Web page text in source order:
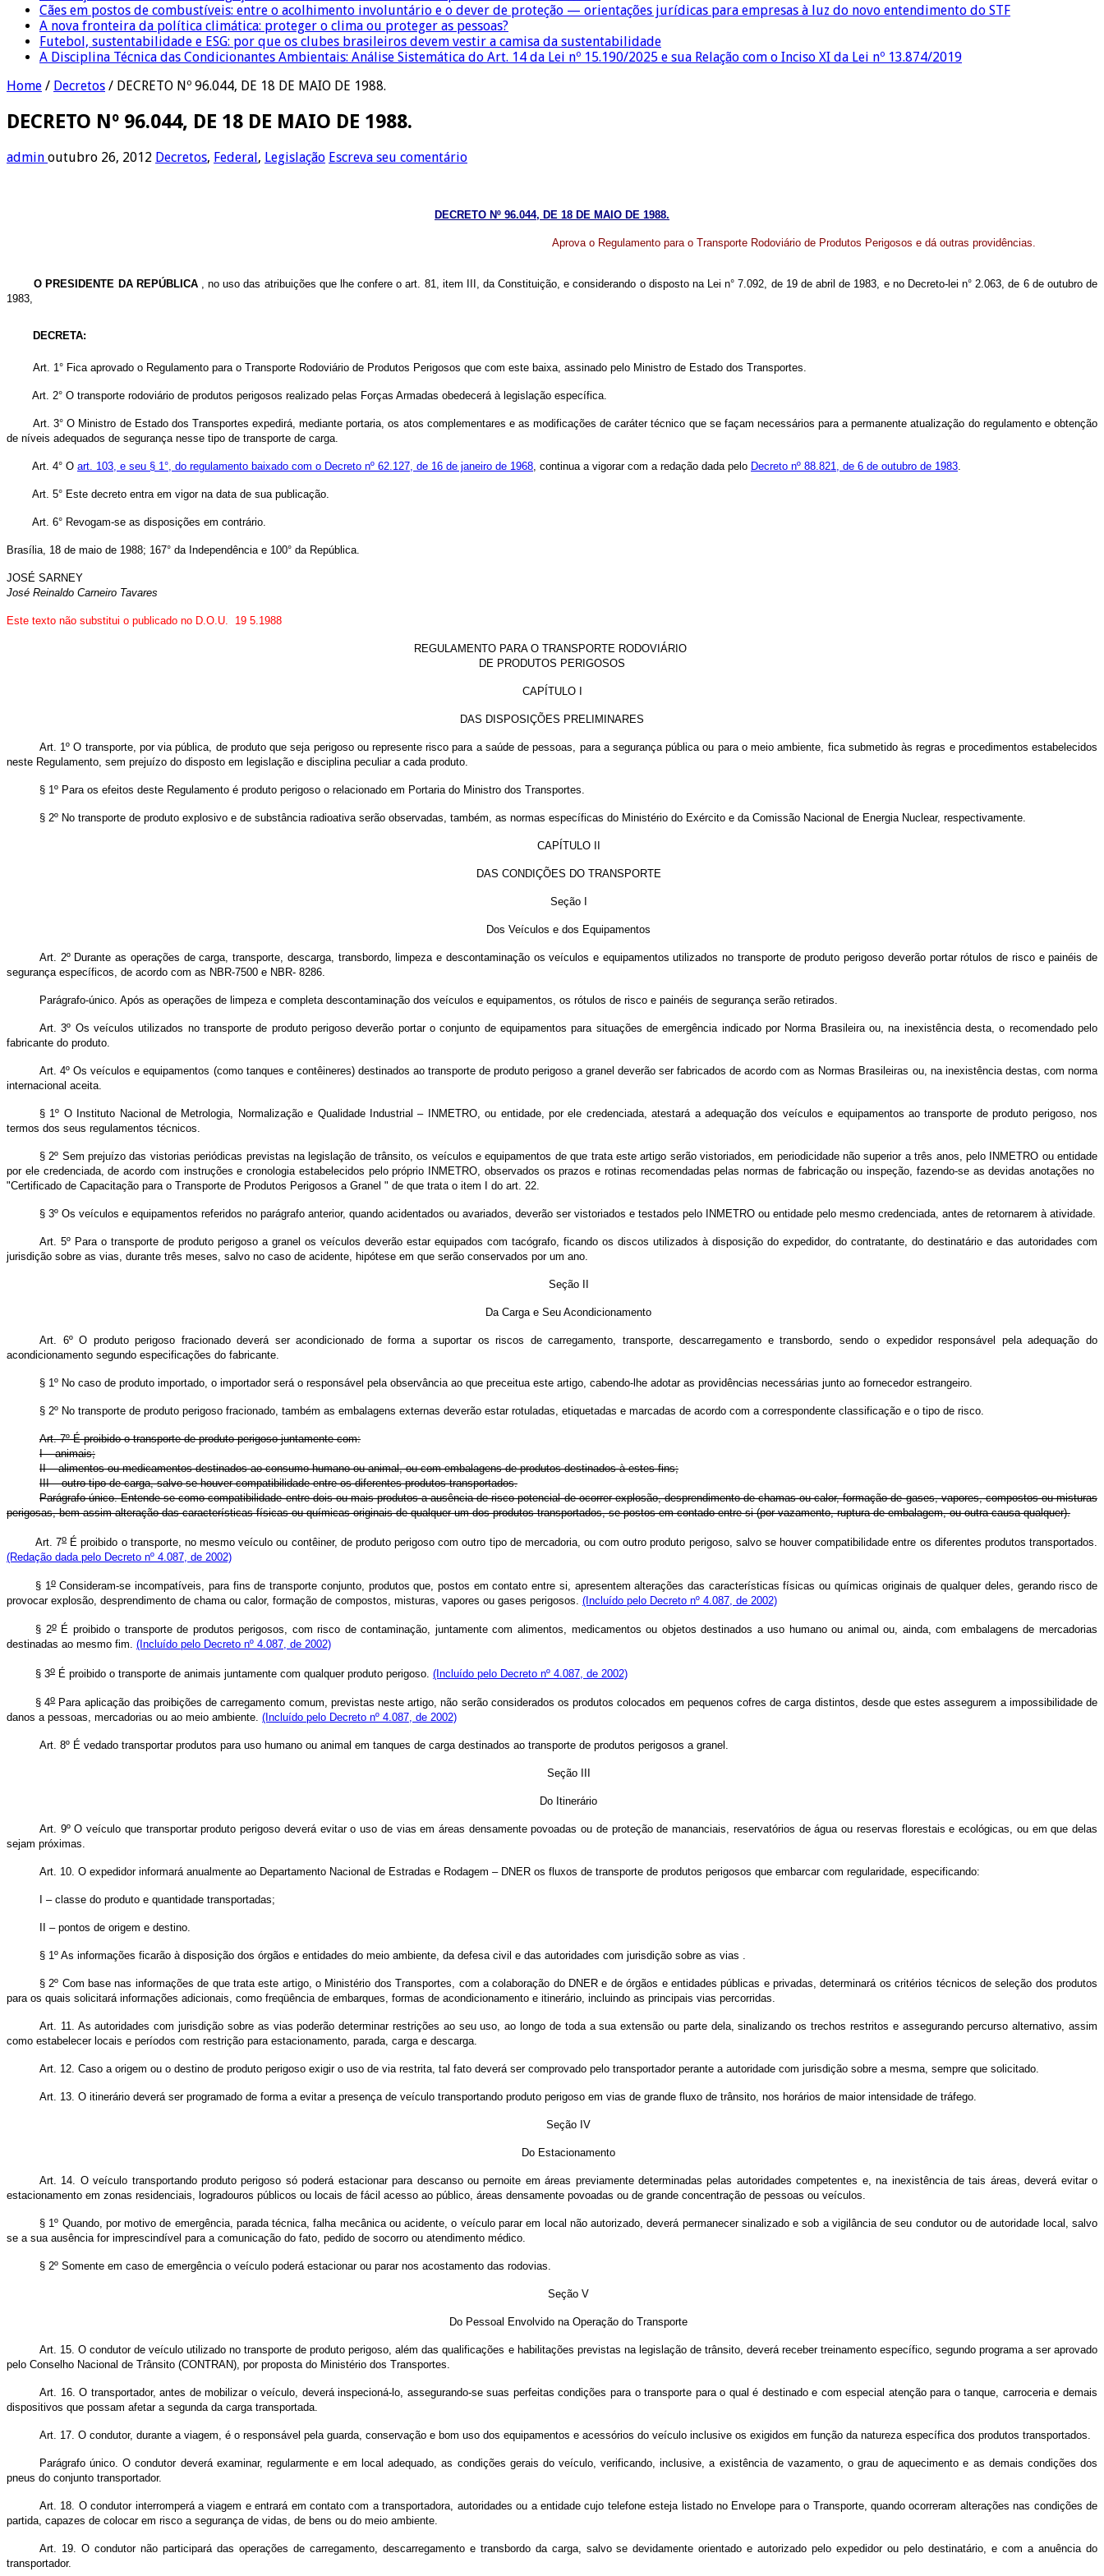
Cães em postos de combustíveis: entre o acolhimento involuntário e o dever de proteção — orientações jurídicas para empresas à luz do novo entendimento do STF
A nova fronteira da política climática: proteger o clima ou proteger as pessoas?
Futebol, sustentabilidade e ESG: por que os clubes brasileiros devem vestir a camisa da sustentabilidade
A Disciplina Técnica das Condicionantes Ambientais: Análise Sistemática do Art. 14 da Lei nº 15.190/2025 e sua Relação com o Inciso XI da Lei nº 13.874/2019
Home / Decretos / DECRETO Nº 96.044, DE 18 DE MAIO DE 1988.
DECRETO Nº 96.044, DE 18 DE MAIO DE 1988.
admin outubro 26, 2012 Decretos, Federal, Legislação Escreva seu comentário
DECRETO Nº 96.044, DE 18 DE MAIO DE 1988.
Aprova o Regulamento para o Transporte Rodoviário de Produtos Perigosos e dá outras providências.
O PRESIDENTE DA REPÚBLICA
, no uso das atribuições que lhe confere o art. 81, item III, da Constituição, e considerando o disposto na Lei n° 7.092, de 19 de abril de 1983, e no Decreto-lei n° 2.063, de 6 de outubro de
1983,
DECRETA:
Art. 1° Fica aprovado o Regulamento para o Transporte Rodoviário de Produtos Perigosos que com este baixa, assinado pelo Ministro de Estado dos Transportes.
Art. 2° O transporte rodoviário de produtos perigosos realizado pelas Forças Armadas obedecerá à legislação específica.
Art. 3° O Ministro de Estado dos Transportes expedirá, mediante portaria, os atos complementares e as modificações de caráter técnico que se façam necessários para a permanente atualização do regulamento e obtenção
de níveis adequados de segurança nesse tipo de transporte de carga.
Art. 4° O art. 103, e seu § 1°, do regulamento baixado com o Decreto nº 62.127, de 16 de janeiro de 1968, continua a vigorar com a redação dada pelo Decreto nº 88.821, de 6 de outubro de 1983.
Art. 5° Este decreto entra em vigor na data de sua publicação.
Art. 6° Revogam-se as disposições em contrário.
Brasília, 18 de maio de 1988; 167° da Independência e 100° da República.
JOSÉ SARNEY
José Reinaldo Carneiro Tavares
Este texto não substitui o publicado no D.O.U. 19 5.1988
REGULAMENTO PARA O TRANSPORTE RODOVIÁRIO
DE PRODUTOS PERIGOSOS
CAPÍTULO I
DAS DISPOSIÇÕES PRELIMINARES
Art. 1º O transporte, por via pública, de produto que seja perigoso ou represente risco para a saúde de pessoas, para a segurança pública ou para o meio ambiente, fica submetido às regras e procedimentos estabelecidos
neste Regulamento, sem prejuízo do disposto em legislação e disciplina peculiar a cada produto.
§ 1º Para os efeitos deste Regulamento é produto perigoso o relacionado em Portaria do Ministro dos Transportes.
§ 2º No transporte de produto explosivo e de substância radioativa serão observadas, também, as normas específicas do Ministério do Exército e da Comissão Nacional de Energia Nuclear, respectivamente.
CAPÍTULO II
DAS CONDIÇÕES DO TRANSPORTE
Seção I
Dos Veículos e dos Equipamentos
Art. 2º Durante as operações de carga, transporte, descarga, transbordo, limpeza e descontaminação os veículos e equipamentos utilizados no transporte de produto perigoso deverão portar rótulos de risco e painéis de
segurança específicos, de acordo com as NBR-7500 e NBR- 8286.
Parágrafo-único. Após as operações de limpeza e completa descontaminação dos veículos e equipamentos, os rótulos de risco e painéis de segurança serão retirados.
Art. 3º Os veículos utilizados no transporte de produto perigoso deverão portar o conjunto de equipamentos para situações de emergência indicado por Norma Brasileira ou, na inexistência desta, o recomendado pelo
fabricante do produto.
Art. 4º Os veículos e equipamentos (como tanques e contêineres) destinados ao transporte de produto perigoso a granel deverão ser fabricados de acordo com as Normas Brasileiras ou, na inexistência destas, com norma
internacional aceita.
§ 1º O Instituto Nacional de Metrologia, Normalização e Qualidade Industrial – INMETRO, ou entidade, por ele credenciada, atestará a adequação dos veículos e equipamentos ao transporte de produto perigoso, nos
termos dos seus regulamentos técnicos.
§ 2º Sem prejuízo das vistorias periódicas previstas na legislação de trânsito, os veículos e equipamentos de que trata este artigo serão vistoriados, em periodicidade não superior a três anos, pelo INMETRO ou entidade
por ele credenciada, de acordo com instruções e cronologia estabelecidos pelo próprio INMETRO, observados os prazos e rotinas recomendadas pelas normas de fabricação ou inspeção, fazendo-se as devidas anotações no
"Certificado de Capacitação para o Transporte de Produtos Perigosos a Granel " de que trata o item I do art. 22.
§ 3º Os veículos e equipamentos referidos no parágrafo anterior, quando acidentados ou avariados, deverão ser vistoriados e testados pelo INMETRO ou entidade pelo mesmo credenciada, antes de retornarem à atividade.
Art. 5º Para o transporte de produto perigoso a granel os veículos deverão estar equipados com tacógrafo, ficando os discos utilizados à disposição do expedidor, do contratante, do destinatário e das autoridades com
jurisdição sobre as vias, durante três meses, salvo no caso de acidente, hipótese em que serão conservados por um ano.
Seção II
Da Carga e Seu Acondicionamento
Art. 6º O produto perigoso fracionado deverá ser acondicionado de forma a suportar os riscos de carregamento, transporte, descarregamento e transbordo, sendo o expedidor responsável pela adequação do
acondicionamento segundo especificações do fabricante.
§ 1º No caso de produto importado, o importador será o responsável pela observância ao que preceitua este artigo, cabendo-lhe adotar as providências necessárias junto ao fornecedor estrangeiro.
§ 2º No transporte de produto perigoso fracionado, também as embalagens externas deverão estar rotuladas, etiquetadas e marcadas de acordo com a correspondente classificação e o tipo de risco.
Art. 7º É proibido o transporte de produto perigoso juntamente com:
I – animais;
II – alimentos ou medicamentos destinados ao consumo humano ou animal, ou com embalagens de produtos destinados à estes fins;
III – outro tipo de carga, salvo se houver compatibilidade entre os diferentes produtos transportados.
Parágrafo único. Entende-se como compatibilidade entre dois ou mais produtos a ausência de risco potencial de ocorrer explosão, desprendimento de chamas ou calor, formação de gases, vapores, compostos ou misturas
perigosas, bem assim alteração das características físicas ou químicas originais de qualquer um dos produtos transportados, se postos em contado entre si (por vazamento, ruptura de embalagem, ou outra causa qualquer).
Art. 7oÉ proibido o transporte, no mesmo veículo ou contêiner, de produto perigoso com outro tipo de mercadoria, ou com outro produto perigoso, salvo se houver compatibilidade entre os diferentes produtos transportados.
(Redação dada pelo Decreto nº 4.087, de 2002)
§ 1oConsideram-se incompatíveis, para fins de transporte conjunto, produtos que, postos em contato entre si, apresentem alterações das características físicas ou químicas originais de qualquer deles, gerando risco de
provocar explosão, desprendimento de chama ou calor, formação de compostos, misturas, vapores ou gases perigosos. (Incluído pelo Decreto nº 4.087, de 2002)
§ 2oÉ proibido o transporte de produtos perigosos, com risco de contaminação, juntamente com alimentos, medicamentos ou objetos destinados a uso humano ou animal ou, ainda, com embalagens de mercadorias
destinadas ao mesmo fim. (Incluído pelo Decreto nº 4.087, de 2002)
§ 3o É proibido o transporte de animais juntamente com qualquer produto perigoso. (Incluído pelo Decreto nº 4.087, de 2002)
§ 4oPara aplicação das proibições de carregamento comum, previstas neste artigo, não serão considerados os produtos colocados em pequenos cofres de carga distintos, desde que estes assegurem a impossibilidade de
danos a pessoas, mercadorias ou ao meio ambiente. (Incluído pelo Decreto nº 4.087, de 2002)
Art. 8º É vedado transportar produtos para uso humano ou animal em tanques de carga destinados ao transporte de produtos perigosos a granel.
Seção III
Do Itinerário
Art. 9º O veículo que transportar produto perigoso deverá evitar o uso de vias em áreas densamente povoadas ou de proteção de mananciais, reservatórios de água ou reservas florestais e ecológicas, ou em que delas
sejam próximas.
Art. 10. O expedidor informará anualmente ao Departamento Nacional de Estradas e Rodagem – DNER os fluxos de transporte de produtos perigosos que embarcar com regularidade, especificando:
I – classe do produto e quantidade transportadas;
II – pontos de origem e destino.
§ 1º As informações ficarão à disposição dos órgãos e entidades do meio ambiente, da defesa civil e das autoridades com jurisdição sobre as vias .
§ 2º Com base nas informações de que trata este artigo, o Ministério dos Transportes, com a colaboração do DNER e de órgãos e entidades públicas e privadas, determinará os critérios técnicos de seleção dos produtos
para os quais solicitará informações adicionais, como freqüência de embarques, formas de acondicionamento e itinerário, incluindo as principais vias percorridas.
Art. 11. As autoridades com jurisdição sobre as vias poderão determinar restrições ao seu uso, ao longo de toda a sua extensão ou parte dela, sinalizando os trechos restritos e assegurando percurso alternativo, assim
como estabelecer locais e períodos com restrição para estacionamento, parada, carga e descarga.
Art. 12. Caso a origem ou o destino de produto perigoso exigir o uso de via restrita, tal fato deverá ser comprovado pelo transportador perante a autoridade com jurisdição sobre a mesma, sempre que solicitado.
Art. 13. O itinerário deverá ser programado de forma a evitar a presença de veículo transportando produto perigoso em vias de grande fluxo de trânsito, nos horários de maior intensidade de tráfego.
Seção IV
Do Estacionamento
Art. 14. O veículo transportando produto perigoso só poderá estacionar para descanso ou pernoite em áreas previamente determinadas pelas autoridades competentes e, na inexistência de tais áreas, deverá evitar o
estacionamento em zonas residenciais, logradouros públicos ou locais de fácil acesso ao público, áreas densamente povoadas ou de grande concentração de pessoas ou veículos.
§ 1º Quando, por motivo de emergência, parada técnica, falha mecânica ou acidente, o veículo parar em local não autorizado, deverá permanecer sinalizado e sob a vigilância de seu condutor ou de autoridade local, salvo
se a sua ausência for imprescindível para a comunicação do fato, pedido de socorro ou atendimento médico.
§ 2º Somente em caso de emergência o veículo poderá estacionar ou parar nos acostamento das rodovias.
Seção V
Do Pessoal Envolvido na Operação do Transporte
Art. 15. O condutor de veículo utilizado no transporte de produto perigoso, além das qualificações e habilitações previstas na legislação de trânsito, deverá receber treinamento específico, segundo programa a ser aprovado
pelo Conselho Nacional de Trânsito (CONTRAN), por proposta do Ministério dos Transportes.
Art. 16. O transportador, antes de mobilizar o veículo, deverá inspecioná-lo, assegurando-se suas perfeitas condições para o transporte para o qual é destinado e com especial atenção para o tanque, carroceria e demais
dispositivos que possam afetar a segunda da carga transportada.
Art. 17. O condutor, durante a viagem, é o responsável pela guarda, conservação e bom uso dos equipamentos e acessórios do veículo inclusive os exigidos em função da natureza específica dos produtos transportados.
Parágrafo único. O condutor deverá examinar, regularmente e em local adequado, as condições gerais do veículo, verificando, inclusive, a existência de vazamento, o grau de aquecimento e as demais condições dos
pneus do conjunto transportador.
Art. 18. O condutor interromperá a viagem e entrará em contato com a transportadora, autoridades ou a entidade cujo telefone esteja listado no Envelope para o Transporte, quando ocorreram alterações nas condições de
partida, capazes de colocar em risco a segurança de vidas, de bens ou do meio ambiente.
Art. 19. O condutor não participará das operações de carregamento, descarregamento e transbordo da carga, salvo se devidamente orientado e autorizado pelo expedidor ou pelo destinatário, e com a anuência do
transportador.